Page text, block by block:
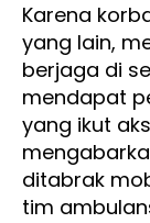
Karena
yang lain,
berjaga di
mendapat
yang ikut
ditabrak
tim